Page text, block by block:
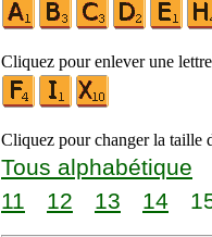
Cliquez pour enlever une lettre
Cliquez pour changer la taille
Tous alphabétique
11
12 13 14